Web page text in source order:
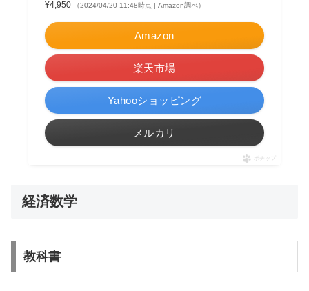
¥4,950
（2024/04/20 11:48時点 | Amazon調べ）
Amazon
楽天市場
Yahooショッピング
メルカリ
ポチップ
経済数学
教科書